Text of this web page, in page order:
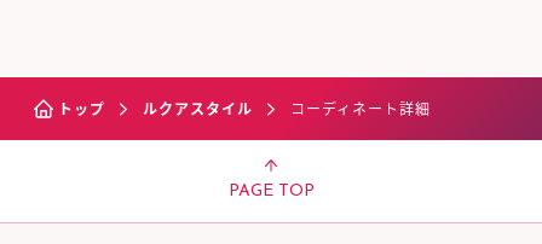
トップ ルクアスタイル コーディネート詳細
PAGE TOP